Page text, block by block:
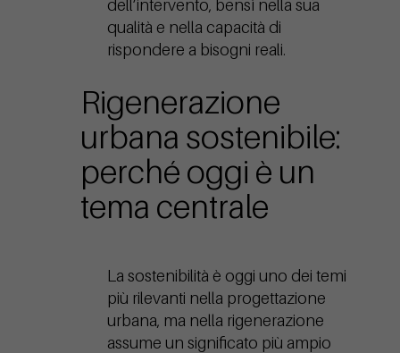
dell’intervento, bensì nella sua
qualità e nella capacità di
rispondere a bisogni reali.
Rigenerazione
urbana sostenibile:
perché oggi è un
tema centrale
La sostenibilità è oggi uno dei temi
più rilevanti nella progettazione
urbana, ma nella rigenerazione
assume un significato più ampio